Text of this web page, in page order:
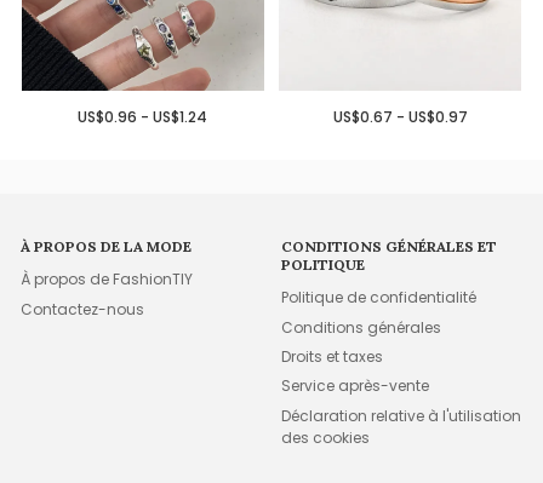
US$0.96 - US$1.24 US$0.67 - US$0.97
À PROPOS DE LA MODE
À propos de FashionTIY
Contactez-nous
CONDITIONS GÉNÉRALES ET
POLITIQUE
Politique de confidentialité
Conditions générales
Droits et taxes
Service après-vente
Déclaration relative à l'utilisation
des cookies